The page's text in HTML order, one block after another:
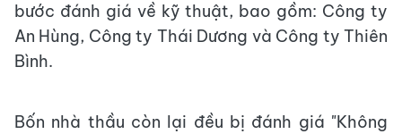
bước đánh giá về kỹ thuật, bao gồm: Công ty
An Hùng, Công ty Thái Dương và Công ty Thiên
Bình.
Bốn nhà thầu còn lại đều bị đánh giá "Không